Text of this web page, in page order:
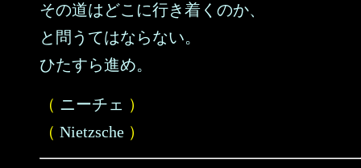
その道はどこに行き着くのか、
と問うてはならない。
ひたすら進め。
（ ニーチェ ）
（ Nietzsche ）